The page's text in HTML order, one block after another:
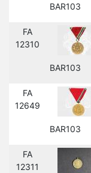
BAR103
FA
12310
BAR103
FA
12649
BAR103
FA
12311